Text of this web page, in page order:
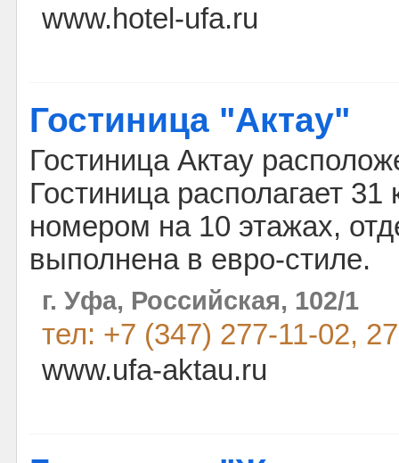
www.hotel-ufa.ru
Гостиница "Актау"
Гостиница Актау
Гостиница располагает
номером на 10 этажах,
выполнена в евро-стиле.
г. Уфа, Российская, 102/1
тел: +7 (347) 277-11-02,
www.ufa-aktau.ru